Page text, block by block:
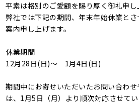
平素は格別のご愛顧を賜り厚く御礼申し
弊社では下記の期間、年末年始休業と
案内申し上げます。
休業期間
12月28日(日)～ 1月4日(日)
期間中にお寄せいただいたお問い合わ
は、1月5日（月）より順次対応させてい